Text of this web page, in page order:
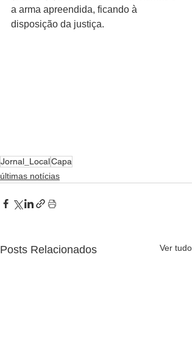
a arma apreendida, ficando à
disposição da justiça.
Jornal_LocalCapa
últimas notícias
Posts Relacionados Ver tudo